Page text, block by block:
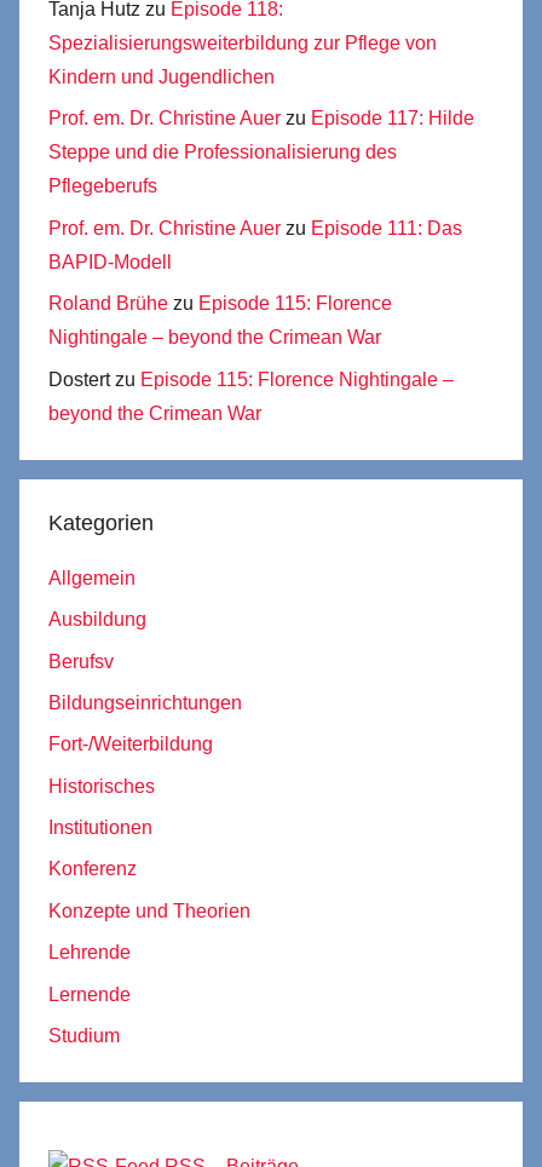
Tanja Hutz zu Episode 118:
Spezialisierungsweiterbildung zur Pflege von
Kindern und Jugendlichen
Prof. em. Dr. Christine Auer zu Episode 117: Hilde
Steppe und die Professionalisierung des
Pflegeberufs
Prof. em. Dr. Christine Auer zu Episode 111: Das
BAPID-Modell
Roland Brühe zu Episode 115: Florence
Nightingale – beyond the Crimean War
Dostertzu Episode 115: Florence Nightingale –
beyond the Crimean War
Kategorien
Allgemein
Ausbildung
Berufsv
Bildungseinrichtungen
Fort-/Weiterbildung
Historisches
Institutionen
Konferenz
Konzepte und Theorien
Lehrende
Lernende
Studium